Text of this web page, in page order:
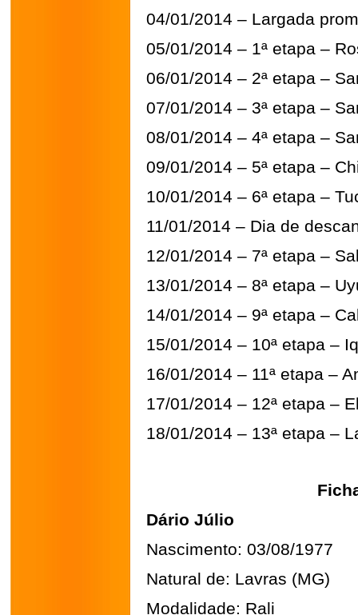
04/01/2014 – Largada
05/01/2014 – 1ª etapa –
06/01/2014 – 2ª etapa –
07/01/2014 – 3ª etapa –
08/01/2014 – 4ª etapa –
09/01/2014 – 5ª etapa –
10/01/2014 – 6ª etapa –
11/01/2014 – Dia de
12/01/2014 – 7ª etapa –
13/01/2014 – 8ª etapa –
14/01/2014 – 9ª etapa –
15/01/2014 – 10ª etapa –
16/01/2014 – 11ª etapa –
17/01/2014 – 12ª etapa –
18/01/2014 – 13ª etapa –
Dário Júlio
Nascimento: 03/08/1977
Natural de: Lavras (MG)
Modalidade: Rali